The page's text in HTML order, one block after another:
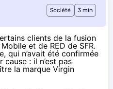
Société 3 min
clients de la fusion
et de RED de SFR.
qui n’avait été confirmée
cause : il n’est pas
la marque Virgin